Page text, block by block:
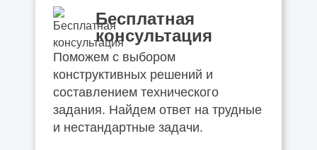
Бесплатная
консультация
Поможем с выбором
конструктивных решений и
составлением технического
задания. Найдем ответ на трудные
и нестандартные задачи.